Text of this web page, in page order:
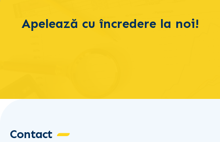
Apelează cu încredere la noi!
Contact